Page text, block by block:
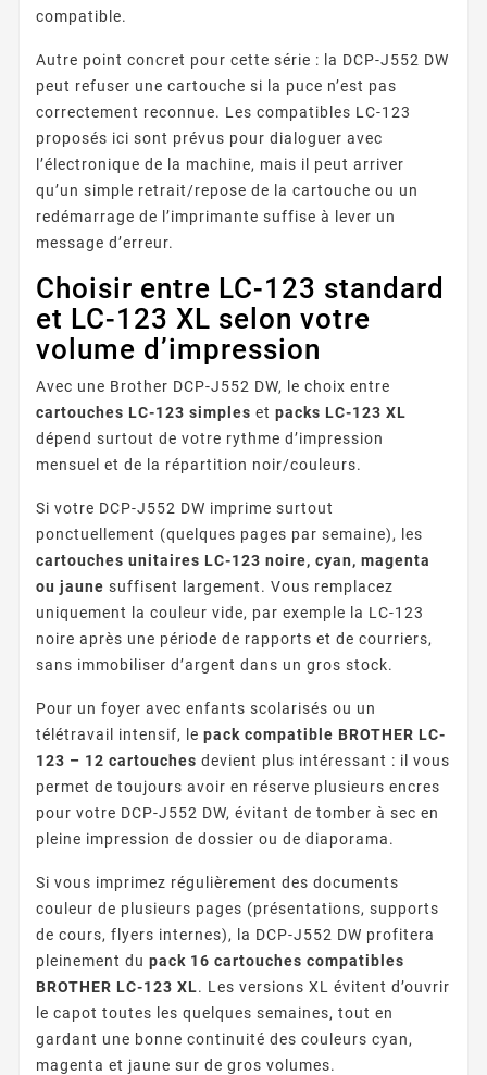
compatible.
Autre point concret pour cette série : la DCP-J552 DW
peut refuser une cartouche si la puce n’est pas
correctement reconnue. Les compatibles LC-123
proposés ici sont prévus pour dialoguer avec
l’électronique de la machine, mais il peut arriver
qu’un simple retrait/repose de la cartouche ou un
redémarrage de l’imprimante suffise à lever un
message d’erreur.
Choisir entre LC-123 standard
et LC-123 XL selon votre
volume d’impression
Avec une Brother DCP-J552 DW, le choix entre
cartouches LC-123 simples et packs LC-123 XL
dépend surtout de votre rythme d’impression
mensuel et de la répartition noir/couleurs.
Si votre DCP-J552 DW imprime surtout
ponctuellement (quelques pages par semaine), les
cartouches unitaires LC-123 noire, cyan, magenta
ou jaune suffisent largement. Vous remplacez
uniquement la couleur vide, par exemple la LC-123
noire après une période de rapports et de courriers,
sans immobiliser d’argent dans un gros stock.
Pour un foyer avec enfants scolarisés ou un
télétravail intensif, le pack compatible BROTHER LC-
123 – 12 cartouches devient plus intéressant : il vous
permet de toujours avoir en réserve plusieurs encres
pour votre DCP-J552 DW, évitant de tomber à sec en
pleine impression de dossier ou de diaporama.
Si vous imprimez régulièrement des documents
couleur de plusieurs pages (présentations, supports
de cours, flyers internes), la DCP-J552 DW profitera
pleinement du pack 16 cartouches compatibles
BROTHER LC-123 XL. Les versions XL évitent d’ouvrir
le capot toutes les quelques semaines, tout en
gardant une bonne continuité des couleurs cyan,
magenta et jaune sur de gros volumes.